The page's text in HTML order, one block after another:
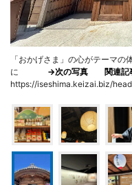
「おかげさま」の心がテーマ
に →次の写真 関連記
https://iseshima.keizai.biz/